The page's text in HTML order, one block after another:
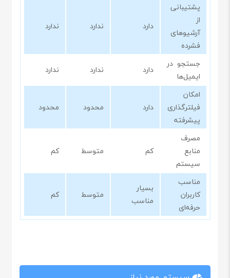
پشتیبانی
از
آرشیوهای
فشرده
دارد ندارد ندارد
جستجو در
ایمیل‌ها
دارد ندارد
ندارد
امکان
فیلترگذاری
پیشرفته
دارد محدود محدود
مصرف
منابع
سیستم
کم متوسط کم
مناسب
کاربران
حرفه‌ای
بسیار
مناسب
متوسط کم